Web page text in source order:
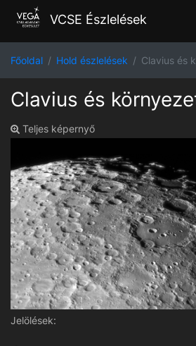
VCSE Észlelések
Főoldal Hold észlelések Clavius és
Clavius és
Teljes képernyő
Jelölések: